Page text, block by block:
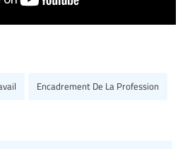
Encadrement De La Profession